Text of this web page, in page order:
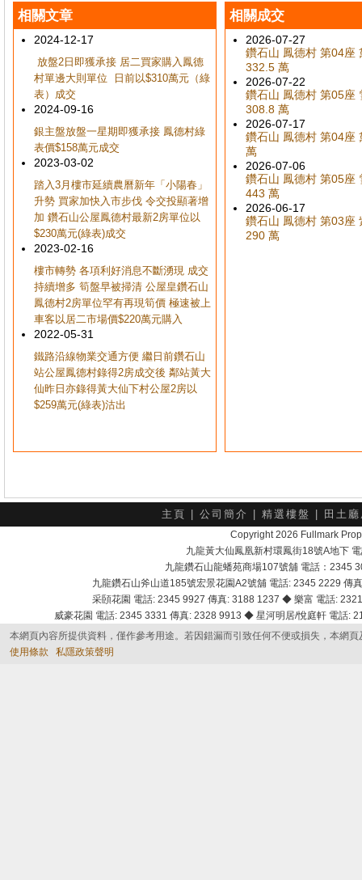
相關文章
2024-12-17
放盤2日即獲承接 居二買家購入鳳德
村單邊大則單位 日前以$310萬元（綠
表）成交
2024-09-16
銀主盤放盤一星期即獲承接 鳳德村綠
表價$158萬元成交
2023-03-02
踏入3月樓市延續農曆新年「小陽春」
升勢 買家加快入市步伐 令交投顯著增
加 鑽石山公屋鳳德村最新2房單位以
$230萬元(綠表)成交
2023-02-16
樓市轉勢 各項利好消息不斷湧現 成交
持續增多 筍盤早被掃清 公屋皇鑽石山
鳳德村2房單位罕有再現筍價 極速被上
車客以居二市場價$220萬元購入
2022-05-31
鐵路沿線物業交通方便 繼日前鑽石山
站公屋鳳德村錄得2房成交後 鄰站黃大
仙昨日亦錄得黃大仙下村公屋2房以
$259萬元(綠表)沽出
相關成交
2026-07-27
鑽石山 鳳德村 第04座
332.5 萬
2026-07-22
鑽石山 鳳德村 第05座
308.8 萬
2026-07-17
鑽石山 鳳德村 第04座
萬
2026-07-06
鑽石山 鳳德村 第05座
443 萬
2026-06-17
鑽石山 鳳德村 第03座
290 萬
主頁 公司簡介 精選樓盤 田土
Copyright 2026 Fullmark
九龍黃大仙鳳凰新村環鳳街18號A地下
九龍鑽石山龍蟠苑商場107號舖 電話：2345
九龍鑽石山斧山道185號宏景花園A2號舖 電話: 2345 2229
采頣花園 電話: 2345 9927 傳真: 3188 1237 ◆ 樂富 電話:
威豪花園 電話: 2345 3331 傳真: 2328 9913 ◆ 星河明居/悅庭軒 電話
本網頁內容所提供資料，僅作參考用途。若因錯漏而引致任何不便或損失，本網
使用條款
私隱政策聲明